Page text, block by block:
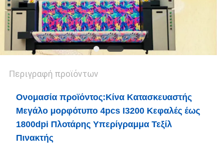
Περιγραφή προϊόντων
Ονομασία προϊόντος:Κίνα Κατασκευαστής
Μεγάλο μορφότυπο 4pcs I3200 Κεφαλές έως
1800dpi Πλοτάρης Υπερίγραμμα Τεξίλ
Πινακτής